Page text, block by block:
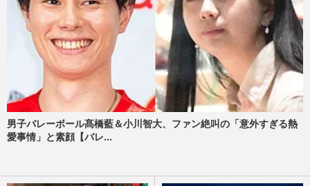
男子バレーボール髙橋藍＆小川智大、ファン絶叫の「意外すぎる熱
愛事情」と素顔【バレ...